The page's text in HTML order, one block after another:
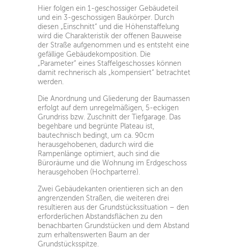
Hier folgen ein 1-geschossiger Gebäudeteil
und ein 3-geschossigen Baukörper. Durch
diesen „Einschnitt“ und die Höhenstaffelung
wird die Charakteristik der offenen Bauweise
der Straße aufgenommen und es entsteht eine
gefällige Gebäudekomposition. Die
„Parameter“ eines Staffelgeschosses können
damit rechnerisch als „kompensiert“ betrachtet
werden.
Die Anordnung und Gliederung der Baumassen
erfolgt auf dem unregelmäßigen, 5-eckigen
Grundriss bzw. Zuschnitt der Tiefgarage. Das
begehbare und begrünte Plateau ist,
bautechnisch bedingt, um ca. 90cm
herausgehobenen, dadurch wird die
Rampenlänge optimiert, auch sind die
Büroräume und die Wohnung im Erdgeschoss
herausgehoben (Hochparterre).
Zwei Gebäudekanten orientieren sich an den
angrenzenden Straßen, die weiteren drei
resultieren aus der Grundstückssituation – den
erforderlichen Abstandsflächen zu den
benachbarten Grundstücken und dem Abstand
zum erhaltenswerten Baum an der
Grundstücksspitze.